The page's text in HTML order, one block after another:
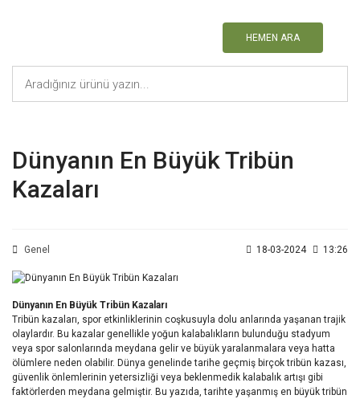
HEMEN ARA
Dünyanın En Büyük Tribün
Kazaları
Genel 18-03-2024 13:26
Dünyanın En Büyük Tribün Kazaları
Tribün kazaları, spor etkinliklerinin coşkusuyla dolu anlarında yaşanan trajik
olaylardır. Bu kazalar genellikle yoğun kalabalıkların bulunduğu stadyum
veya spor salonlarında meydana gelir ve büyük yaralanmalara veya hatta
ölümlere neden olabilir. Dünya genelinde tarihe geçmiş birçok tribün kazası,
güvenlik önlemlerinin yetersizliği veya beklenmedik kalabalık artışı gibi
faktörlerden meydana gelmiştir. Bu yazıda, tarihte yaşanmış en büyük tribün